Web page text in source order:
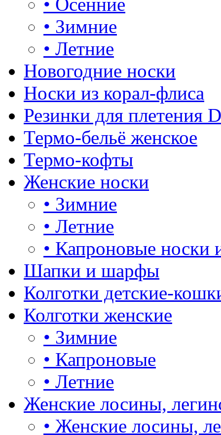
• Зимние
• Летние
Новогодние носки
Носки из корал-флиса
Резинки для плетения
Термо-бельё женское
Термо-кофты
Женские носки
• Зимние
• Летние
• Капроновые носки
Шапки и шарфы
Колготки детские-
Колготки женские
• Зимние
• Капроновые
• Летние
Женские лосины,
• Женские лосины,